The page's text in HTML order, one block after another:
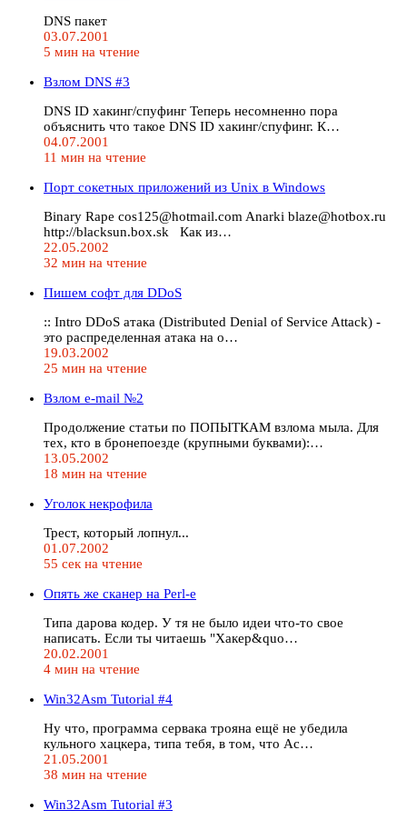
DNS пакет
03.07.2001
5 мин на чтение
Взлом DNS #3
DNS ID хакинг/спуфинг Теперь несомненно пора
объяснить что такое DNS ID хакинг/спуфинг. К…
04.07.2001
11 мин на чтение
Порт сокетных приложений из Unix в Windows
Binary Rape cos125@hotmail.com Anarki blaze@hotbox.ru
http://blacksun.box.sk Как из…
22.05.2002
32 мин на чтение
Пишем софт для DDoS
:: Intro DDoS атака (Distributed Denial of Service Attack) -
это распределенная атака на о…
19.03.2002
25 мин на чтение
Взлом e-mail №2
Продолжение статьи по ПОПЫТКАМ взлома мыла. Для
тех, кто в бронепоезде (крупными буквами):…
13.05.2002
18 мин на чтение
Уголок некрофила
Трест, который лопнул...
01.07.2002
55 сек на чтение
Опять же сканер на Perl-е
Типа дарова кодер. У тя не было идеи что-то свое
написать. Если ты читаешь "Хакер&quo…
20.02.2001
4 мин на чтение
Win32Asm Tutorial #4
Ну что, программа сервака трояна ещё не убедила
кульного хацкера, типа тебя, в том, что Ас…
21.05.2001
38 мин на чтение
Win32Asm Tutorial #3